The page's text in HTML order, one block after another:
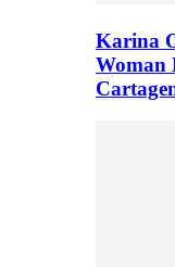
Karina
Woman